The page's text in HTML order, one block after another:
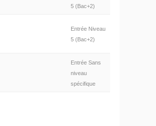
5 (Bac+2)
Entrée Niveau
5 (Bac+2)
Entrée Sans
niveau
spécifique